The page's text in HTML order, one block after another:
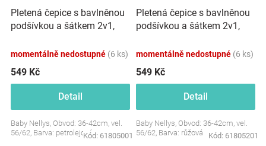
Pletená čepice s bavlněnou
podšívkou a šátkem 2v1,
petrolejová
momentálně nedostupné (6 ks)
549 Kč
Detail
Baby Nellys, Obvod: 36-42cm, vel.
56/62, Barva: petrolejováKód: 61805001
Pletená čepice s bavlněnou
podšívkou a šátkem 2v1,
momentálně nedostupné (6 ks)
549 Kč
Detail
Baby Nellys, Obvod: 36-42cm, vel.
56/62, Barva: růžová
Kód: 61805201